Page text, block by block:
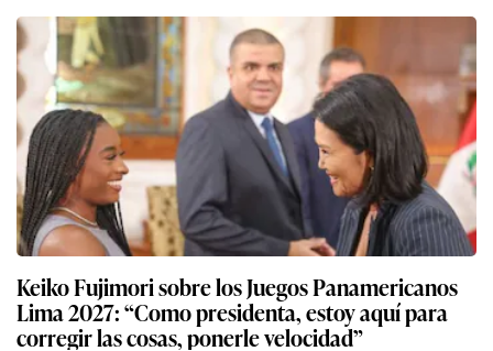
Keiko Fujimori sobre los Juegos Panamericanos
Lima 2027: “Como presidenta, estoy aquí para
corregir las cosas, ponerle velocidad”